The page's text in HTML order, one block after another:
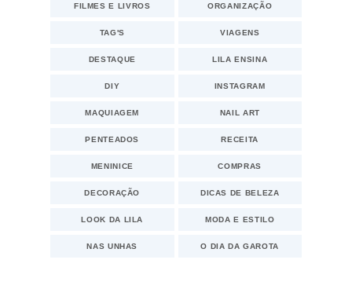
FILMES E LIVROS ORGANIZAÇÃO
TAG'S VIAGENS
DESTAQUE LILA ENSINA
DIY INSTAGRAM
MAQUIAGEM NAIL ART
PENTEADOS RECEITA
MENINICE COMPRAS
DECORAÇÃO DICAS DE BELEZA
LOOK DA LILA MODA E ESTILO
NAS UNHAS O DIA DA GAROTA